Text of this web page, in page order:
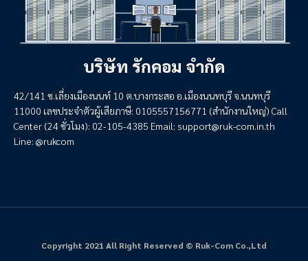
บริษัท รักคอม จำกัด
42/141 ซ.เลี่ยงเมืองนนท์ 10 ต.บางกระสอ อ.เมืองนนทบุรี จ.นนทบุรี
11000 เลขประจำตัวผู้เสียภาษี: 0105557156771 (สำนักงานใหญ่) Call
Center (24 ชั่วโมง): 02-105-4385 Email: support@ruk-com.in.th
Line: @rukcom
Copyright 2021 All Right Reserved © Ruk-Com Co.,Ltd